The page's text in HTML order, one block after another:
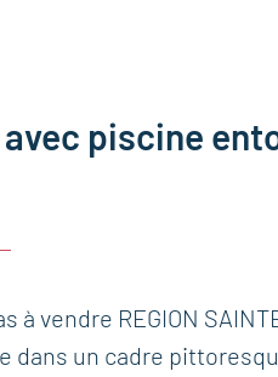
piscine
à vendre REGION
dans un cadre